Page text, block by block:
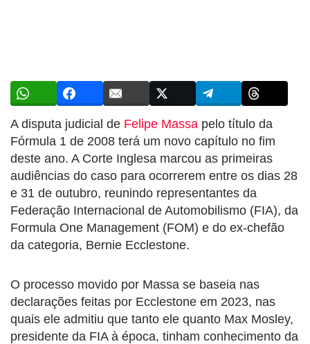
A disputa judicial de Felipe Massa pelo título da
Fórmula 1 de 2008 terá um novo capítulo no fim
deste ano. A Corte Inglesa marcou as primeiras
audiências do caso para ocorrerem entre os dias 28
e 31 de outubro, reunindo representantes da
Federação Internacional de Automobilismo (FIA), da
Formula One Management (FOM) e do ex-chefão
da categoria, Bernie Ecclestone.
O processo movido por Massa se baseia nas
declarações feitas por Ecclestone em 2023, nas
quais ele admitiu que tanto ele quanto Max Mosley,
presidente da FIA à época, tinham conhecimento da